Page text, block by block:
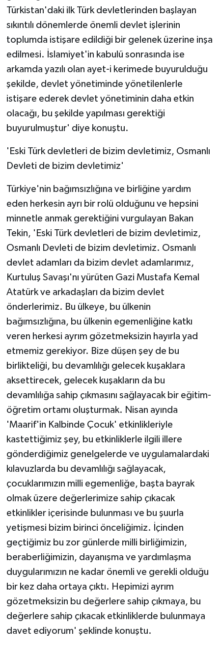
Türkistan'daki ilk Türk devletlerinden başlayan
sıkıntılı dönemlerde önemli devlet işlerinin
toplumda istişare edildiği bir gelenek üzerine inşa
edilmesi. İslamiyet'in kabulü sonrasında ise
arkamda yazılı olan ayet-i kerimede buyurulduğu
şekilde, devlet yönetiminde yönetilenlerle
istişare ederek devlet yönetiminin daha etkin
olacağı, bu şekilde yapılması gerektiği
buyurulmuştur' diye konuştu.
'Eski Türk devletleri de bizim devletimiz, Osmanlı
Devleti de bizim devletimiz'
Türkiye'nin bağımsızlığına ve birliğine yardım
eden herkesin ayrı bir rolü olduğunu ve hepsini
minnetle anmak gerektiğini vurgulayan Bakan
Tekin, 'Eski Türk devletleri de bizim devletimiz,
Osmanlı Devleti de bizim devletimiz. Osmanlı
devlet adamları da bizim devlet adamlarımız,
Kurtuluş Savaşı'nı yürüten Gazi Mustafa Kemal
Atatürk ve arkadaşları da bizim devlet
önderlerimiz. Bu ülkeye, bu ülkenin
bağımsızlığına, bu ülkenin egemenliğine katkı
veren herkesi ayrım gözetmeksizin hayırla yad
etmemiz gerekiyor. Bize düşen şey de bu
birlikteliği, bu devamlılığı gelecek kuşaklara
aksettirecek, gelecek kuşakların da bu
devamlılığa sahip çıkmasını sağlayacak bir eğitim-
öğretim ortamı oluşturmak. Nisan ayında
'Maarif'in Kalbinde Çocuk' etkinlikleriyle
kastettiğimiz şey, bu etkinliklerle ilgili illere
gönderdiğimiz genelgelerde ve uygulamalardaki
kılavuzlarda bu devamlılığı sağlayacak,
çocuklarımızın milli egemenliğe, başta bayrak
olmak üzere değerlerimize sahip çıkacak
etkinlikler içerisinde bulunması ve bu şuurla
yetişmesi bizim birinci önceliğimiz. İçinden
geçtiğimiz bu zor günlerde milli birliğimizin,
beraberliğimizin, dayanışma ve yardımlaşma
duygularımızın ne kadar önemli ve gerekli olduğu
bir kez daha ortaya çıktı. Hepimizi ayrım
gözetmeksizin bu değerlere sahip çıkmaya, bu
değerlere sahip çıkacak etkinliklerde bulunmaya
davet ediyorum' şeklinde konuştu.